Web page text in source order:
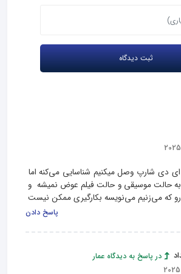
سلام فلش رو به ال ای دی شارپ وصل میکنیم شناسایی می‌کنه اما
حالت موسیقی و حالت فیلم عوض نمیشه  و
ممکن نیست
پاسخ دادن
در پاسخ به دیدگاه عمار